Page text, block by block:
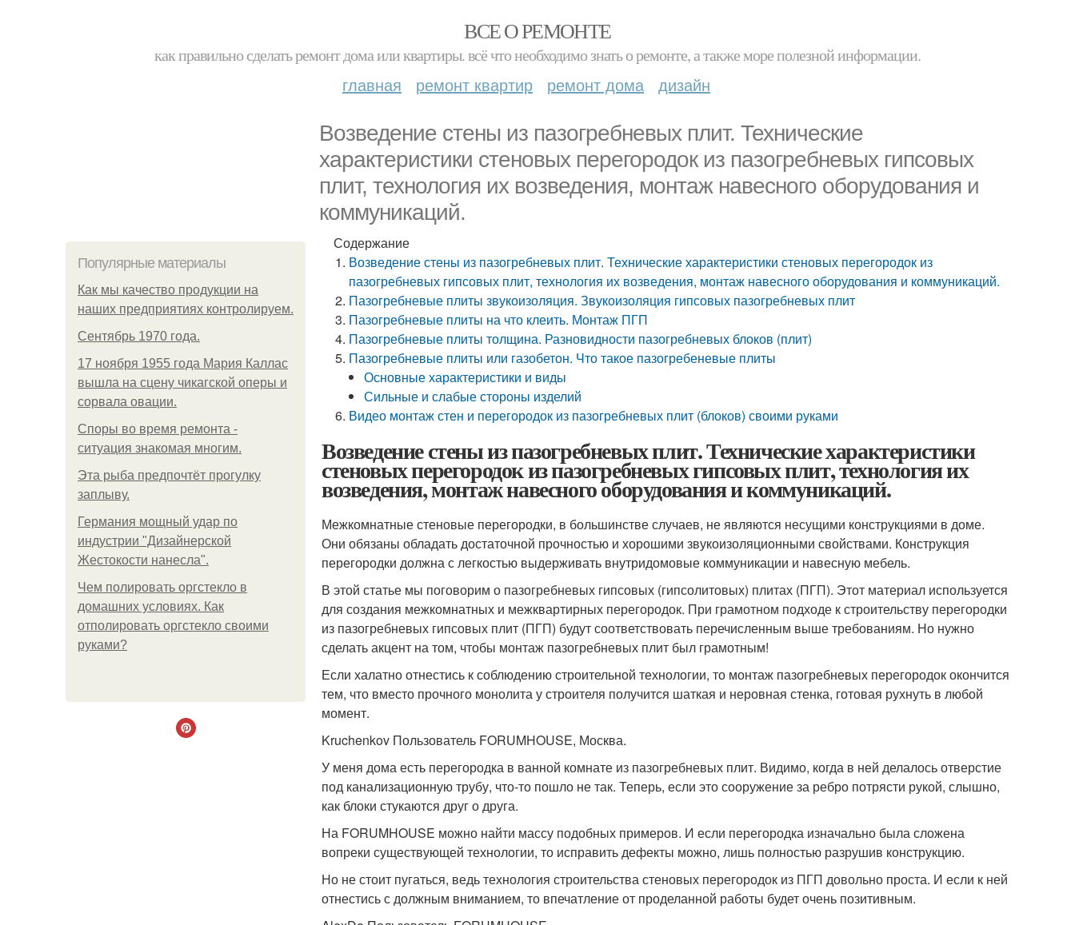
ВСЕ О РЕМОНТЕ
как правильно сделать ремонт дома или квартиры. всё что необходимо знать о ремонте, а также море полезной информации.
главная ремонт квартир ремонт дома дизайн
Возведение стены из пазогребневых плит. Технические
характеристики стеновых перегородок из пазогребневых гипсовых
плит, технология их возведения, монтаж навесного оборудования и
коммуникаций.
Популярные материалы
Как мы качество продукции на
наших предприятиях контролируем.
Сентябрь 1970 года.
17 ноября 1955 года Мария Каллас
вышла на сцену чикагской оперы и
сорвала овации.
Споры во время ремонта -
ситуация знакомая многим.
Эта рыба предпочтёт прогулку
заплыву.
Германия мощный удар по
индустрии "Дизайнерской
Жестокости нанесла".
Чем полировать оргстекло в
домашних условиях. Как
отполировать оргстекло своими
руками?
Содержание
Возведение стены из пазогребневых плит. Технические характеристики стеновых перегородок из
пазогребневых гипсовых плит, технология их возведения, монтаж навесного оборудования и коммуникаций.
Пазогребневые плиты звукоизоляция. Звукоизоляция гипсовых пазогребневых плит
Пазогребневые плиты на что клеить. Монтаж ПГП
Пазогребневые плиты толщина. Разновидности пазогребневых блоков (плит)
Пазогребневые плиты или газобетон. Что такое пазогребеневые плиты
Основные характеристики и виды
Сильные и слабые стороны изделий
Видео монтаж стен и перегородок из пазогребневых плит (блоков) своими руками
Возведение стены из пазогребневых плит. Технические характеристики
стеновых перегородок из пазогребневых гипсовых плит, технология их
возведения, монтаж навесного оборудования и коммуникаций.
Межкомнатные стеновые перегородки, в большинстве случаев, не являются несущими конструкциями в доме.
Они обязаны обладать достаточной прочностью и хорошими звукоизоляционными свойствами. Конструкция
перегородки должна с легкостью выдерживать внутридомовые коммуникации и навесную мебель.
В этой статье мы поговорим о пазогребневых гипсовых (гипсолитовых) плитах (ПГП). Этот материал используется
для создания межкомнатных и межквартирных перегородок. При грамотном подходе к строительству перегородки
из пазогребневых гипсовых плит (ПГП) будут соответствовать перечисленным выше требованиям. Но нужно
сделать акцент на том, чтобы монтаж пазогребневых плит был грамотным!
Если халатно отнестись к соблюдению строительной технологии, то монтаж пазогребневых перегородок окончится
тем, что вместо прочного монолита у строителя получится шаткая и неровная стенка, готовая рухнуть в любой
момент.
Kruchenkov Пользователь FORUMHOUSE, Москва.
У меня дома есть перегородка в ванной комнате из пазогребневых плит. Видимо, когда в ней делалось отверстие
под канализационную трубу, что-то пошло не так. Теперь, если это сооружение за ребро потрясти рукой, слышно,
как блоки стукаются друг о друга.
На FORUMHOUSE можно найти массу подобных примеров. И если перегородка изначально была сложена
вопреки существующей технологии, то исправить дефекты можно, лишь полностью разрушив конструкцию.
Но не стоит пугаться, ведь технология строительства стеновых перегородок из ПГП довольно проста. И если к ней
отнестись с должным вниманием, то впечатление от проделанной работы будет очень позитивным.